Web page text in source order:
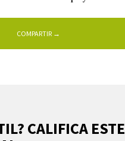
COMPARTIR →
CALIFICA ESTE